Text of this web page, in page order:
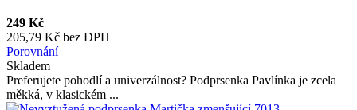
249 Kč
205,79 Kč bez DPH
Porovnání
Skladem
Preferujete pohodlí a univerzálnost? Podprsenka Pavlínka je zcela
měkká, v klasickém ...